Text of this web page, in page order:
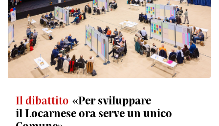
Il dibattito «Per sviluppare
il Locarnese ora serve un unico